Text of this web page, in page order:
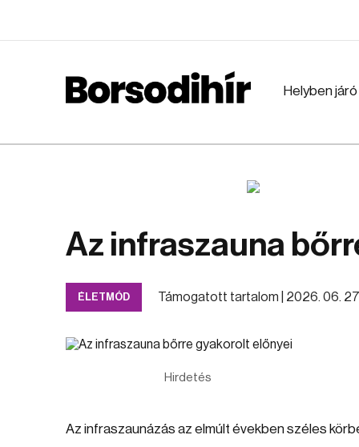
Helyben járó
Az infraszauna
ÉLETMÓD Támogatott tartalom | 2026. 06. 27.
Hirdetés
Az infraszaunázás az elmúlt években széles